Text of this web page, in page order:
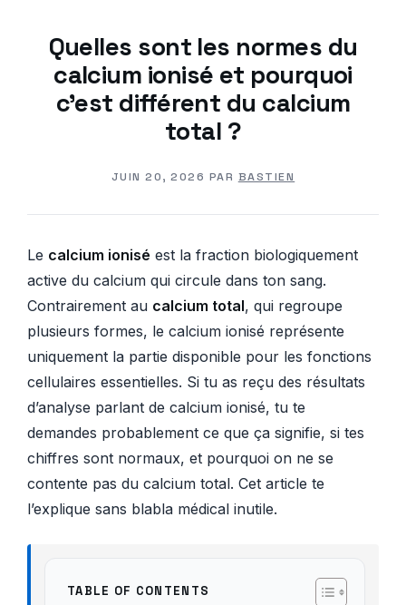
Quelles sont les normes du
calcium ionisé et pourquoi
c’est différent du calcium
total ?
JUIN 20, 2026 PAR BASTIEN
Le calcium ionisé est la fraction biologiquement
active du calcium qui circule dans ton sang.
Contrairement au calcium total, qui regroupe
plusieurs formes, le calcium ionisé représente
uniquement la partie disponible pour les fonctions
cellulaires essentielles. Si tu as reçu des résultats
d’analyse parlant de calcium ionisé, tu te
demandes probablement ce que ça signifie, si tes
chiffres sont normaux, et pourquoi on ne se
contente pas du calcium total. Cet article te
l’explique sans blabla médical inutile.
TABLE OF CONTENTS